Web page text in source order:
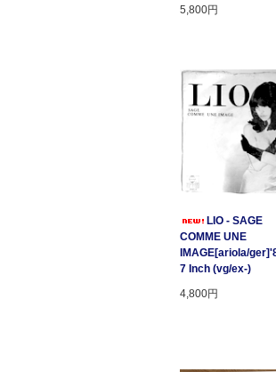
5,800円
LIO - SAGE
COMME UNE
IMAGE[ariola/
7 Inch (vg/ex-)
4,800円